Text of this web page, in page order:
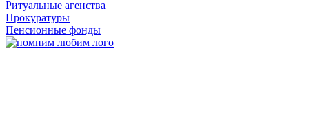
Ритуальные агенства
Прокуратуры
Пенсионные фонды